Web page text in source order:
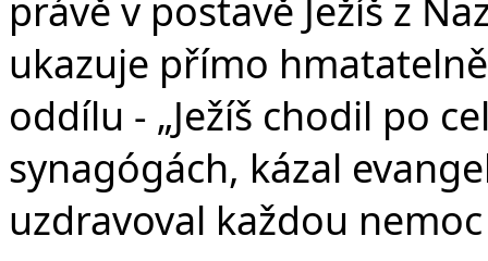
právě v postavě Ježíš z
ukazuje přímo
oddílu - „Ježíš chodil po
synagógách, kázal
uzdravoval každou